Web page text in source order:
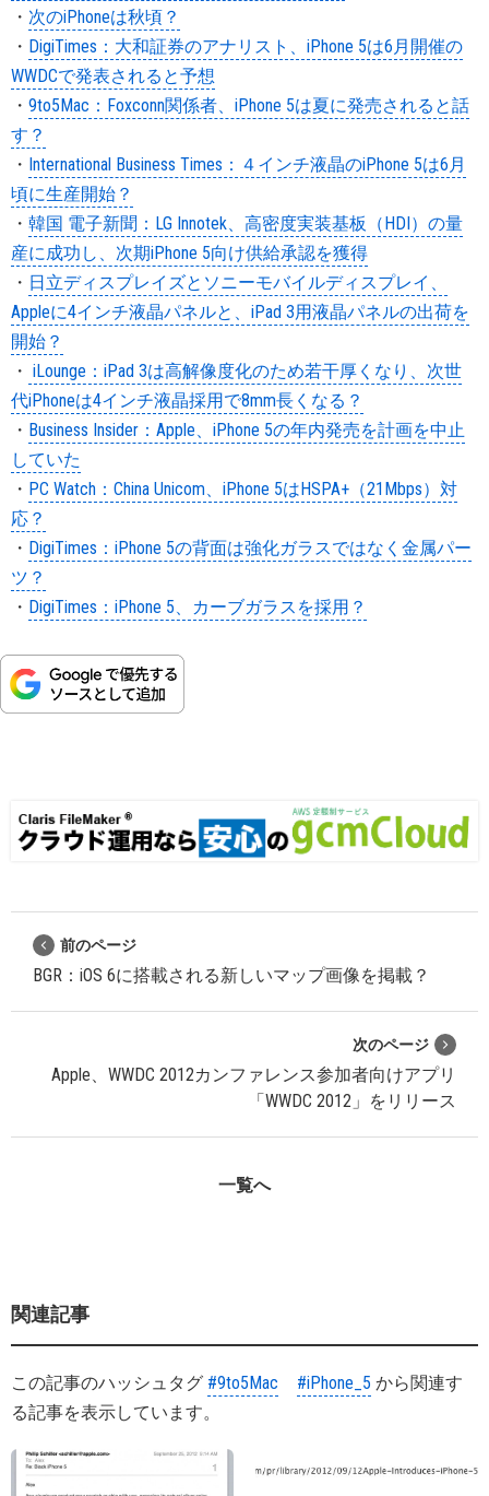
・ 次のiPhoneは秋頃？
・ DigiTimes：大和証券のアナリスト、iPhone 5は6月開催の
WWDCで発表されると予想
・ 9to5Mac：Foxconn関係者、iPhone 5は夏に発売されると話
す？
・ International Business Times：４インチ液晶のiPhone 5は6月
頃に生産開始？
・ 韓国 電子新聞：LG Innotek、高密度実装基板（HDI）の量
産に成功し、次期iPhone 5向け供給承認を獲得
・ 日立ディスプレイズとソニーモバイルディスプレイ、
Appleに4インチ液晶パネルと、iPad 3用液晶パネルの出荷を
開始？
・ iLounge：iPad 3は高解像度化のため若干厚くなり、次世
代iPhoneは4インチ液晶採用で8mm長くなる？
・ Business Insider：Apple、iPhone 5の年内発売を計画を中止
していた
・ PC Watch：China Unicom、iPhone 5はHSPA+（21Mbps）対
応？
・ DigiTimes：iPhone 5の背面は強化ガラスではなく金属パー
ツ？
・ DigiTimes：iPhone 5、カーブガラスを採用？
前のページ
BGR：iOS 6に搭載される新しいマップ画像を掲載？
次のページ
Apple、WWDC 2012カンファレンス参加者向けアプリ
「WWDC 2012」をリリース
一覧へ
関連記事
この記事のハッシュタグ #9to5Mac #iPhone_5 から関連す
る記事を表示しています。